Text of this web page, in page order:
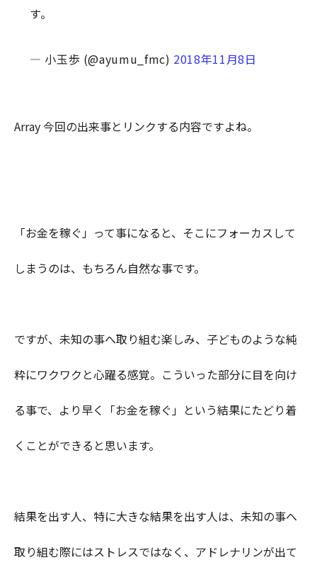
す。
— 小玉歩 (@ayumu_fmc) 2018年11月8日
Array 今回の出来事とリンクする内容ですよね。
「お金を稼ぐ」って事になると、そこにフォーカスして
しまうのは、もちろん自然な事です。
ですが、未知の事へ取り組む楽しみ、子どものような純
粋にワクワクと心躍る感覚。こういった部分に目を向け
る事で、より早く「お金を稼ぐ」という結果にたどり着
くことができると思います。
結果を出す人、特に大きな結果を出す人は、未知の事へ
取り組む際にはストレスではなく、アドレナリンが出て